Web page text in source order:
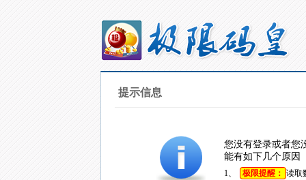
提示信息
您没有登录或者您
能有如下几个原因
1、 极限提醒： 读取